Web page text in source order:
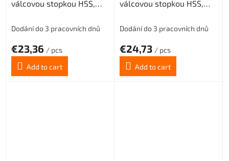
válcovou stopkou HSS,
Dodání do 3 pracovních dnů
€23,36 / pcs
Add to cart
válcovou stopkou HSS,
Dodání do 3 pracovních dnů
€24,73 / pcs
Add to cart